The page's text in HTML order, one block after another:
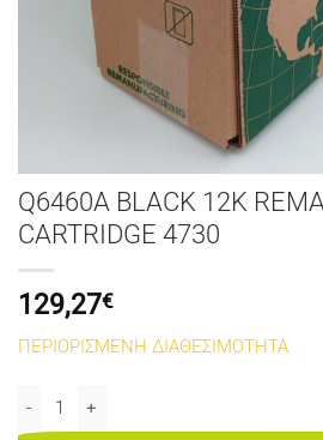
Q6460A BLACK 12K
CARTRIDGE 4730
129,27€
ΠΕΡΙΟΡΙΣΜΕΝΗ ΔΙΑΘΕΣΙΜΟΤΗΤΑ
Q6460A BLACK 12K